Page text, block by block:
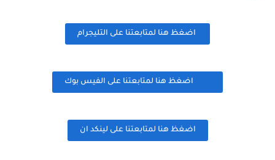
اضغظ هنا لمتابعتنا على التليجرام
اضغظ هنا لمتابعتنا على الفيس بوك
اضغظ هنا لمتابعتنا على لينكد ان